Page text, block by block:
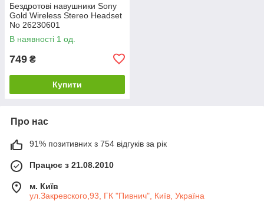
Бездротові навушники Sony
Gold Wireless Stereo Headset
No 26230601
В наявності 1 од.
749 ₴
Купити
Про нас
91% позитивних з 754 відгуків за рік
Працює з 21.08.2010
м. Київ
ул.Закревского,93, ГК "Пивнич", Київ, Україна